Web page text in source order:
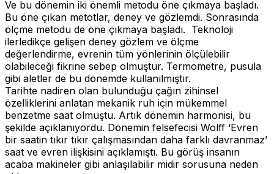
Ve bu dönemin iki önemli metodu öne çıkmaya başladı.
Bu öne çıkan metotlar, deney ve gözlemdi. Sonrasında
ölçme metodu de öne çıkmaya başladı. Teknoloji
ilerledikçe gelişen deney gözlem ve ölçme
değerlendirme, evrenin tüm yönlerinin ölçülebilir
olabileceği fikrine sebep olmuştur. Termometre, pusula
gibi aletler de bu dönemde kullanılmıştır.
Tarihte nadiren olan bulunduğu çağın zihinsel
özelliklerini anlatan mekanik ruh için mükemmel
benzetme saat olmuştu. Artık dönemin harmonisi, bu
şekilde açıklanıyordu. Dönemin felsefecisi Wolff ‘Evren
bir saatin tıkır tıkır çalışmasından daha farklı davranmaz’
saat ve evren ilişkisini açıklamıştı. Bu görüş insanın
acaba makineler gibi anlaşılabilir midir sorusuna neden